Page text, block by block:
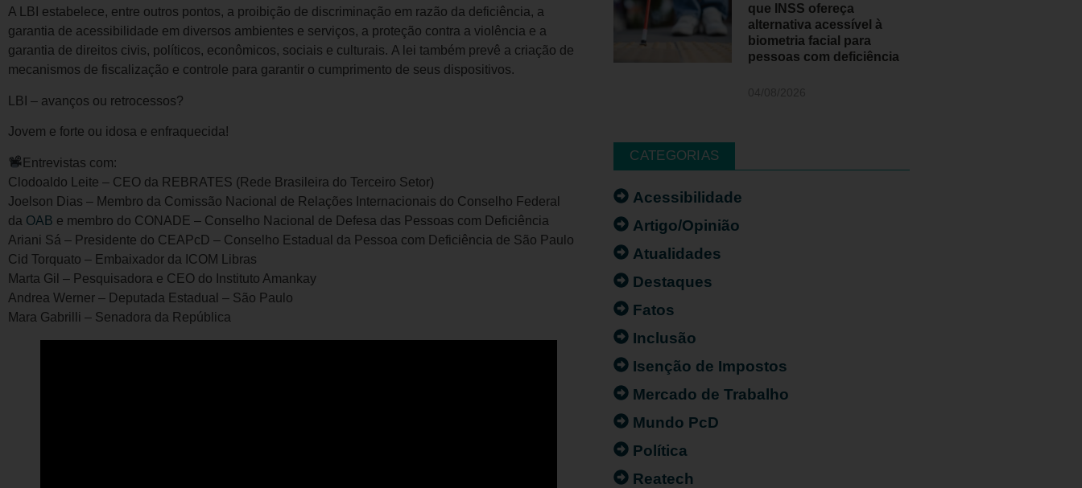
A LBI estabelece, entre outros pontos, a proibição de discriminação em razão da deficiência, a
garantia de acessibilidade em diversos ambientes e serviços, a proteção contra a violência e a
garantia de direitos civis, políticos, econômicos, sociais e culturais. A lei também prevê a criação de
mecanismos de fiscalização e controle para garantir o cumprimento de seus dispositivos.
LBI – avanços ou retrocessos?
Jovem e forte ou idosa e enfraquecida!
Entrevistas com:
Clodoaldo Leite – CEO da REBRATES (Rede Brasileira do Terceiro Setor)
Joelson Dias – Membro da Comissão Nacional de Relações Internacionais do Conselho Federal
da OAB e membro do CONADE – Conselho Nacional de Defesa das Pessoas com Deficiência
Ariani Sá – Presidente do CEAPcD – Conselho Estadual da Pessoa com Deficiência de São Paulo
Cid Torquato – Embaixador da ICOM Libras
Marta Gil – Pesquisadora e CEO do Instituto Amankay
Andrea Werner – Deputada Estadual – São Paulo
Mara Gabrilli – Senadora da República
que INSS ofereça
alternativa acessível à
biometria facial para
pessoas com deficiência
CATEGORIAS
Acessibilidade
Artigo/Opinião
Atualidades
Destaques
Fatos
Inclusão
Isenção de Impostos
Mercado de Trabalho
Mundo PcD
Política
Reatech